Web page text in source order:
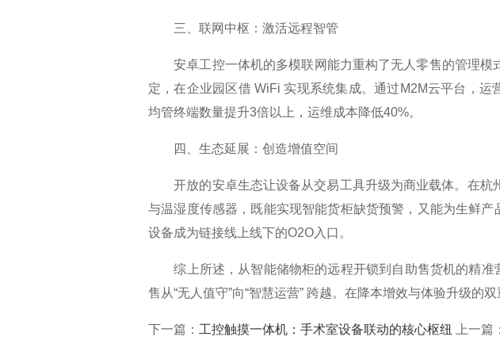
三、联网中枢：激活远程智管​
安卓工控一体机的多模联网能力重构了无人零售的管理模
定，在企业园区借 WiFi 实现系统集成。通过M2M云平台，
均管终端数量提升3倍以上，运维成本降低40%。​
四、生态延展：创造增值空间​
开放的安卓生态让设备从交易工具升级为商业载体。在杭
与温湿度传感器，既能实现智能货柜缺货预警，又能为生鲜
设备成为链接线上线下的O2O入口。​
综上所述，从智能储物柜的远程开锁到自助售货机的精准
售从“无人值守”向“智慧运营” 跨越。在降本增效与体验升级的
下一篇： 工控触摸一体机：手术室设备联动的核心枢纽 上一篇：